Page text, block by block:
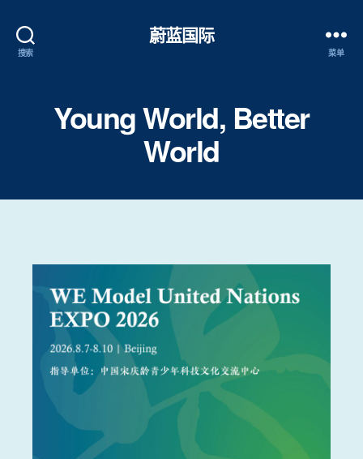
搜索
蔚蓝国际
菜单
Young World, Better
World